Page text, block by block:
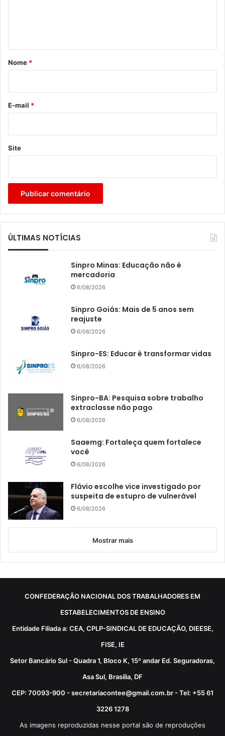
r
*
Nome *
E-mail *
Site
ÚLTIMAS NOTÍCIAS
Sinpro Minas: Educação não é
mercadoria
6/08/2026
Sinpro Goiás: Mais de 5 anos sem
reajuste
6/08/2026
Sinpro-ES: Educar é transformar vidas
6/08/2026
Sinpro-BA: Pesquisa sobre trabalho
extraclasse não pago
6/08/2026
Saaemg: Fortaleça quem fortalece
você
6/08/2026
Flávio escolhe vice investigado por
suspeita de estupro de vulnerável
6/08/2026
Mostrar mais
CONFEDERAÇÃO NACIONAL DOS TRABALHADORES EM
ESTABELECIMENTOS DE ENSINO
Entidade Filiada a: CEA, CPLP-SINDICAL DE EDUCAÇÃO, DIEESE,
FISE, IE
Setor Bancário Sul - Quadra 1, Bloco K, 15º andar Ed. Seguradoras,
Asa Sul, Brasília, DF
CEP: 70093-900 - secretariacontee@gmail.com.br - Tel: +55 61
3226 1278
As imagens reproduzidas nesse portal são de reproduções